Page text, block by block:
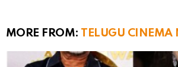
MORE FROM: TELUGU CINEMA